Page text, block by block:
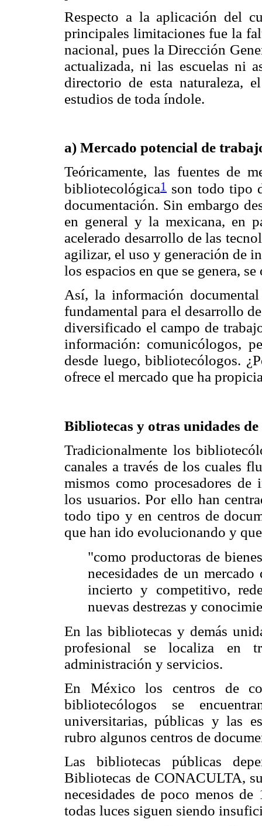
Respecto a la aplicación del
principales limitaciones fue la
nacional, pues la Dirección
actualizada, ni las escuelas ni
directorio de esta naturaleza,
estudios de toda índole.
a) Mercado potencial de
Teóricamente, las fuentes de
bibliotecológica1 son todo tipo
documentación. Sin embargo
en general y la mexicana, en
acelerado desarrollo de las
agilizar, el uso y generación de
los espacios en que se genera,
Así, la información
fundamental para el desarrollo
diversificado el campo de
información: comunicólogos,
desde luego, bibliotecólogos.
ofrece el mercado que ha
Bibliotecas y otras unidades
Tradicionalmente los
canales a través de los cuales
mismos como procesadores
los usuarios. Por ello han
todo tipo y en centros de
que han ido evolucionando y
"como productoras de
necesidades de un
incierto y competitivo,
nuevas destrezas y
En las bibliotecas y demás
profesional se localiza en
administración y servicios.
En México los centros de
bibliotecólogos se
universitarias, públicas y las
rubro algunos centros de
Las bibliotecas públicas
Bibliotecas de CONACULTA,
necesidades de poco menos
todas luces siguen siendo